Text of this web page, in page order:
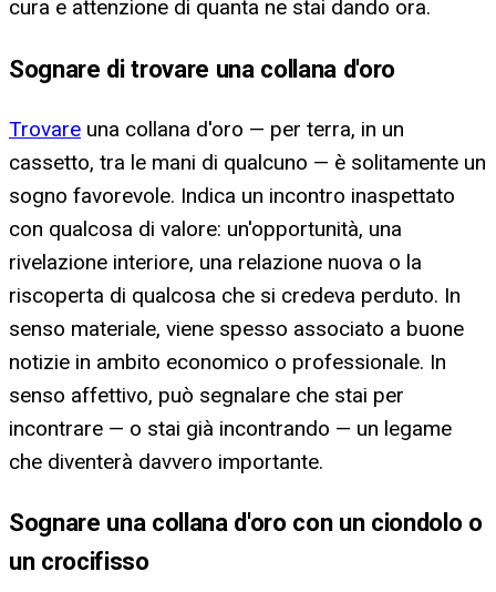
cura e attenzione di quanta ne stai dando ora.
Sognare di trovare una collana d'oro
Trovare una collana d'oro — per terra, in un
cassetto, tra le mani di qualcuno — è solitamente un
sogno favorevole. Indica un incontro inaspettato
con qualcosa di valore: un'opportunità, una
rivelazione interiore, una relazione nuova o la
riscoperta di qualcosa che si credeva perduto. In
senso materiale, viene spesso associato a buone
notizie in ambito economico o professionale. In
senso affettivo, può segnalare che stai per
incontrare — o stai già incontrando — un legame
che diventerà davvero importante.
Sognare una collana d'oro con un ciondolo o
un crocifisso